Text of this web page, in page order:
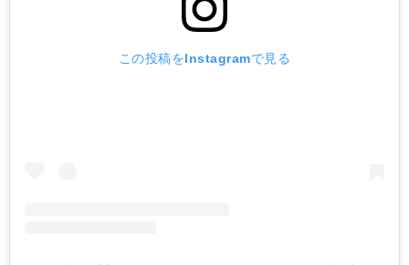
この投稿をInstagramで見る